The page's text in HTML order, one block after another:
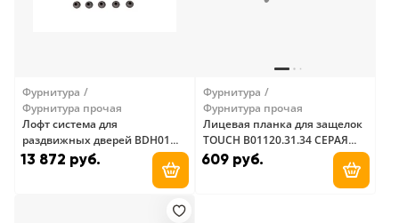
Фурнитура
Фурнитура прочая
Лофт система для
раздвижных дверей BDH01
Black Arni
13 872 руб.
Добавить в корзину
Фурнитура
Фурнитура прочая
Лицевая планка для защелок
TOUCH B01120.31.34 СЕРАЯ
AGB
609 руб.